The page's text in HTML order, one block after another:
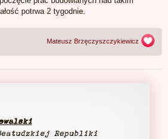
potrwa 2 tygodnie.
Mateusz Brzęczyszczykiewicz
Republiki